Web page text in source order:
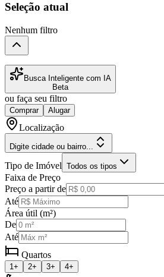
Seleção atual
Nenhum filtro
Busca Inteligente com IA
Beta
ou faça seu filtro
Comprar Alugar
Localização
Digite cidade ou bairro...
Tipo de Imóvel Todos os tipos
Faixa de Preço
Preço a partir de
Até
Área útil (m²)
De
Até
Quartos
1+ 2+ 3+ 4+